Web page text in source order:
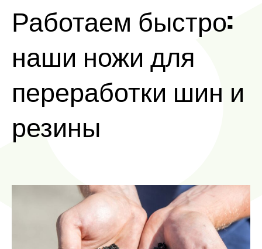
Работаем быстро:
наши ножи для
переработки шин и
резины